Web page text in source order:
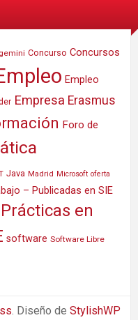
Concurso Concursos
Empleo
Empresa Erasmus
Foro de
Java Madrid Microsoft oferta
– Publicadas en SIE
Prácticas en
software Software Libre
. Diseño de StylishWP